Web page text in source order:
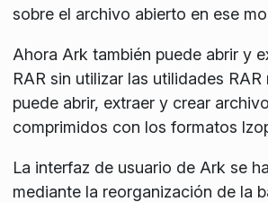
sobre el archivo abierto en ese
Ahora Ark también puede abrir y
RAR sin utilizar las utilidades RAR
puede abrir, extraer y crear
comprimidos con los formatos
La interfaz de usuario de Ark se
mediante la reorganización de la